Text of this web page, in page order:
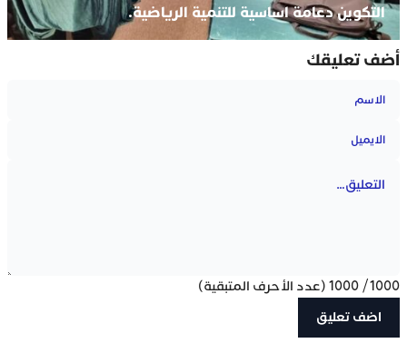
التكوين دعامة اساسية للتنمية الرياضية.
أضف تعليقك
1000
/
1000 (عدد الأحرف المتبقية)